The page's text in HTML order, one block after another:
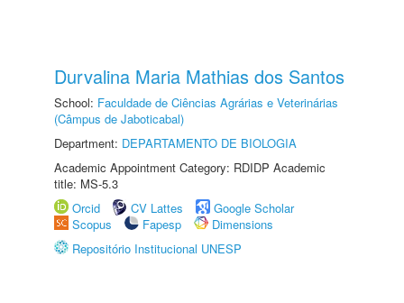
Durvalina Maria Mathias dos Santos
School: Faculdade de Ciências Agrárias e Veterinárias
(Câmpus de Jaboticabal)
Department: DEPARTAMENTO DE BIOLOGIA
Academic Appointment Category: RDIDP Academic
title: MS-5.3
Orcid
CV Lattes
Google Scholar
Scopus
Fapesp
Dimensions
Repositório Institucional UNESP